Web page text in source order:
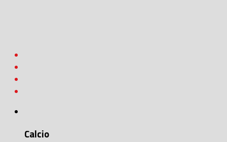
Calcio